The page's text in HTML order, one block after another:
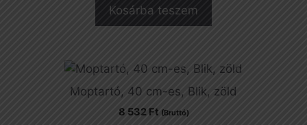
Kosárba teszem
Moptartó, 40 cm-es, Blik, zöld
8 532 Ft (Bruttó)